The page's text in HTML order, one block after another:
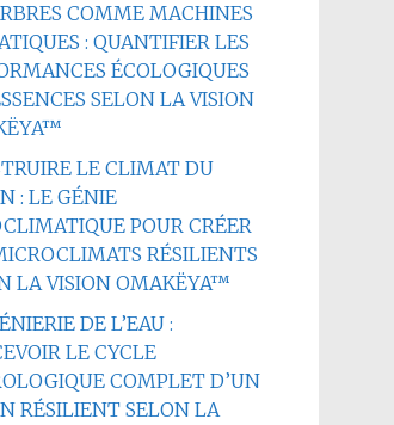
COMME MACHINES
: QUANTIFIER LES
ÉCOLOGIQUES
SELON LA VISION
LE CLIMAT DU
: LE GÉNIE
POUR CRÉER
RÉSILIENTS
LA VISION OMAKËYA™
DE L’EAU :
LE CYCLE
COMPLET D’UN
RÉSILIENT SELON LA